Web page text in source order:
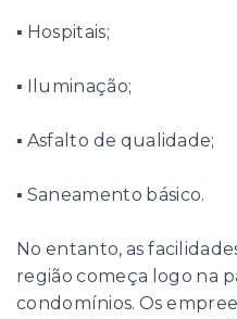
▪ Hospitais;
▪ Iluminação;
▪ Asfalto de qualidade;
▪ Saneamento básico.
No entanto, as
região começa logo na
condomínios. Os